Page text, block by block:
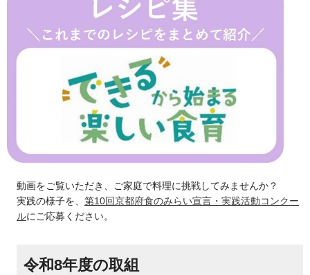
動画をご覧いただき、ご家庭で料理に挑戦してみませんか？
実践の様子を、 第10回京都府食のみらい宣言・実践活動コンクー
ルにご応募ください。
令和8年度の取組